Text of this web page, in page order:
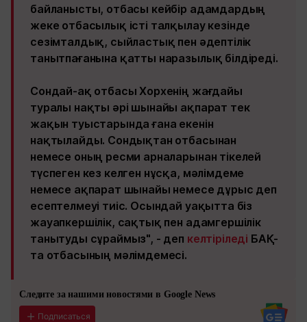
байланысты, отбасы кейбір адамдардың
жеке отбасылық істі талқылау кезінде
сезімталдық, сыйластық пен әдептілік
танытпағанына қатты наразылық білдіреді.
Сондай-ақ отбасы Хорхенің жағдайы
туралы нақты әрі шынайы ақпарат тек
жақын туыстарында ғана екенін
нақтылайды. Сондықтан отбасынан
немесе оның ресми арналарынан тікелей
түспеген кез келген нұсқа, мәлімдеме
немесе ақпарат шынайы немесе дұрыс деп
есептелмеуі тиіс. Осындай уақытта біз
жауапкершілік, сақтық пен адамгершілік
танытуды сұраймыз", - деп келтіріледі БАҚ-
та отбасының мәлімдемесі.
Следите за нашими новостями в Google News
Подписаться